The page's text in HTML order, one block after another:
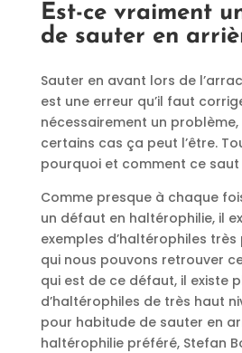
Est-ce vraiment
de sauter en
Sauter en avant lors de
est une erreur qu’il faut
nécessairement un
certains cas ça peut l’être.
pourquoi et comment ce
Comme presque à chaque
un défaut en haltérophilie, il
exemples d’haltérophiles
qui nous pouvons retrouver
qui est de ce défaut, il existe
d’haltérophiles de très haut
pour habitude de sauter en
haltérophilie préféré, Stefan